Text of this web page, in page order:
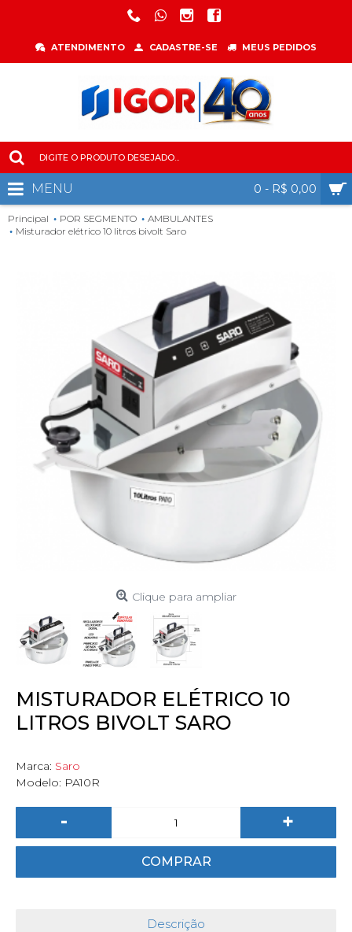
ATENDIMENTO CADASTRE-SE MEUS PEDIDOS
0 - R$ 0,00
MENU
Principal POR SEGMENTO
AMBULANTES
Misturador elétrico 10 litros bivolt Saro
Clique para ampliar
MISTURADOR ELÉTRICO 10
LITROS BIVOLT SARO
Marca: Saro
Modelo: PA10R
- +
COMPRAR
Descrição